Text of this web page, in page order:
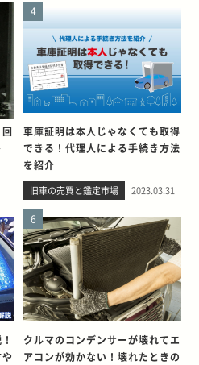
4
車庫証明は本人じゃなくても取得
できる！代理人による手続き方法
を紹介
旧車の売買と鑑定市場 2023.03.31
6
クルマのコンデンサーが壊れてエ
アコンが効かない！壊れたときの